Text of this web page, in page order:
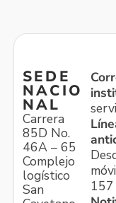
SEDE
NACIO
NAL
Carrera
85D No.
46A – 65
Complejo
logístico
San
157